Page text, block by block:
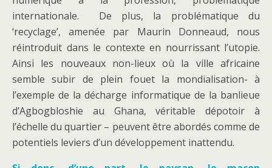
internationale. De plus, la problématique du
‘recyclage’, amenée par Maurin Donneaud, nous
réintroduit dans le contexte en nourrissant l’utopie.
Ainsi les nouveaux non-lieux où la ville africaine
semble subir de plein fouet la mondialisation- à
l’exemple de la décharge informatique de la banlieue
d’Agbogbloshie au Ghana, véritable dépotoir à
l’échelle du quartier – peuvent être abordés comme de
potentiels leviers d’un développement inattendu.